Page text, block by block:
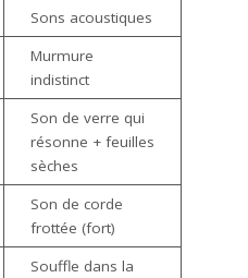
Sons acoustiques
Murmure
indistinct
Son de verre qui
résonne + feuilles
sèches
Son de corde
frottée (fort)
Souffle dans la